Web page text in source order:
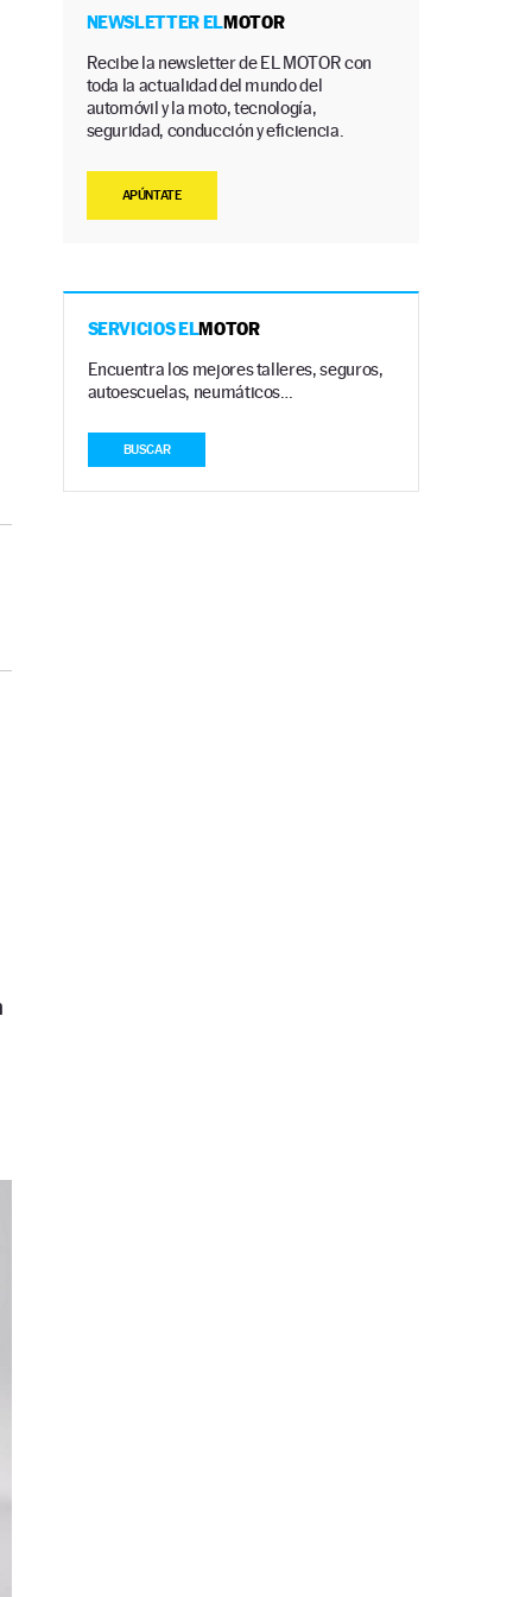
NEWSLETTER ELMOTOR
Recibe la newsletter de EL MOTOR con
toda la actualidad del mundo del
automóvil y la moto, tecnología,
seguridad, conducción y eficiencia.
APÚNTATE
SERVICIOS ELMOTOR
Encuentra los mejores talleres, seguros,
autoescuelas, neumáticos…
BUSCAR